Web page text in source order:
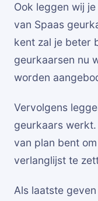
Ook leggen wij
van Spaas
kent zal je beter
geurkaarsen nu
worden
Vervolgens
geurkaars
van plan bent
verlanglijst te
Als laatste